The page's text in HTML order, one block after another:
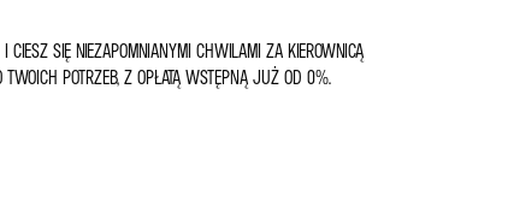
CIESZ SIĘ NIEZAPOMNIANYMI CHWILAMI ZA KIEROWNICĄ
POTRZEB, Z OPŁATĄ WSTĘPNĄ JUŻ OD 0%.